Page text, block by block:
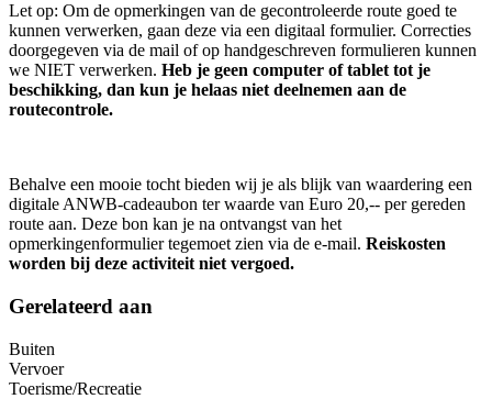
Let op: Om de opmerkingen van de gecontroleerde route goed te
kunnen verwerken, gaan deze via een digitaal formulier. Correcties
doorgegeven via de mail of op handgeschreven formulieren kunnen
we NIET verwerken. Heb je geen computer of tablet tot je
beschikking, dan kun je helaas niet deelnemen aan de
routecontrole.
Behalve een mooie tocht bieden wij je als blijk van waardering een
digitale ANWB-cadeaubon ter waarde van Euro 20,-- per gereden
route aan. Deze bon kan je na ontvangst van het
opmerkingenformulier tegemoet zien via de e-mail. Reiskosten
worden bij deze activiteit niet vergoed.
Gerelateerd aan
Buiten
Vervoer
Toerisme/Recreatie